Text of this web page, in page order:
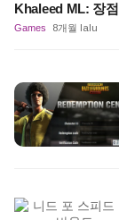
Khaleed ML: 장
Games 8개월 lalu